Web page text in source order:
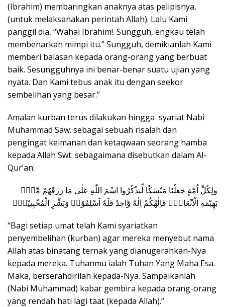
(Ibrahim) membaringkan anaknya atas pelipisnya,
(untuk melaksanakan perintah Allah). Lalu Kami
panggil dia, “Wahai Ibrahim!. Sungguh, engkau telah
membenarkan mimpi itu.” Sungguh, demikianlah Kami
memberi balasan kepada orang-orang yang berbuat
baik. Sesungguhnya ini benar-benar suatu ujian yang
nyata. Dan Kami tebus anak itu dengan seekor
sembelihan yang besar.”
Amalan kurban terus dilakukan hingga syariat Nabi
Muhammad Saw. sebagai sebuah risalah dan
pengingat keimanan dan ketaqwaan seorang hamba
kepada Allah Swt. sebagaimana disebutkan dalam Al-
Qur’an:
وَلِكُلِّ اُمَّةٍ جَعَلْنَا مَنْسَكًا لِّيَذْكُرُوا اسْمَ اللّٰهِ عَلٰى مَا رَزَقَهُمْ مِّنْۢ
بَهِيْمَةِ الْاَنْعَامِۗ فَاِلٰهُكُمْ اِلٰهٌ وَّاحِدٌ فَلَهٗٓ اَسْلِمُوْاۗ وَبَشِّرِ الْمُخْبِتِيْنَۙ
“Bagi setiap umat telah Kami syariatkan
penyembelihan (kurban) agar mereka menyebut nama
Allah atas binatang ternak yang dianugerahkan-Nya
kepada mereka. Tuhanmu ialah Tuhan Yang Maha Esa.
Maka, berserahdirilah kepada-Nya. Sampaikanlah
(Nabi Muhammad) kabar gembira kepada orang-orang
yang rendah hati lagi taat (kepada Allah).”